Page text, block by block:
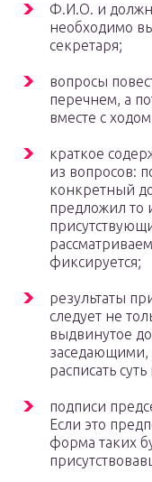
Ф.И.О. и
необходимо
секретаря;
вопросы
перечнем, а
вместе с
краткое
из вопросов:
конкретный
предложил то
фиксируется;
результаты
следует не
выдвинутое
заседающими,
расписать
подписи
Если это
форма таких